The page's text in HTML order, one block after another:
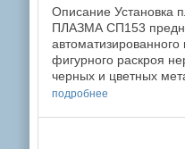
Описание Установка
ПЛАЗМА СП153
автоматизированного
фигурного раскроя
черных и цветных
плазменной или газо-
подробнее